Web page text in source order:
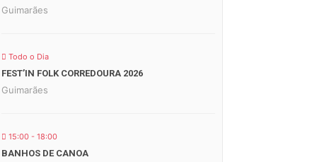
Guimarães
Todo o Dia
FEST’IN FOLK CORREDOURA 2026
Guimarães
15:00 - 18:00
BANHOS DE CANOA